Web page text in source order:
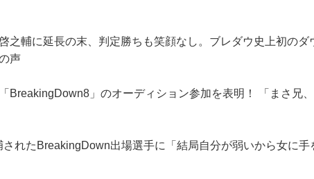
之輔に延長の末、判定勝ちも笑顔なし。ブレダウ史上初のダ
声
BreakingDown8」のオーディション参加を表明！ 「まさ兄
れたBreakingDown出場選手に「結局自分が弱いから女に手